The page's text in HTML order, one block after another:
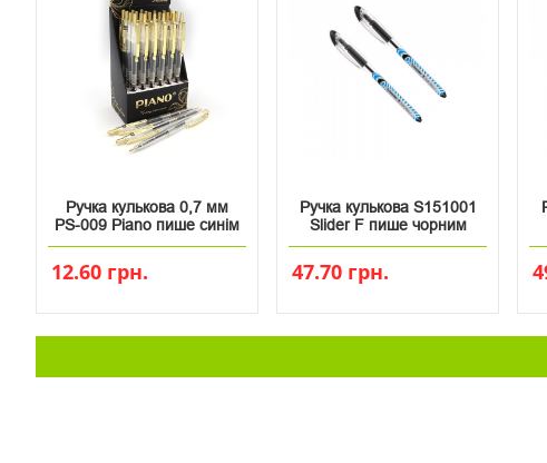
Ручка кулькова 0,7 мм
PS-009 Piano пише синім
12.60 грн.
Ручка кулькова S151001
Slider F пише чорним
47.70 грн.